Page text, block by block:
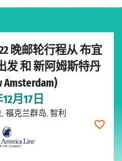
晚邮轮行程从 布宜
发 和 新阿姆斯特丹
Amsterdam)
月17日
福克兰群岛, 智利